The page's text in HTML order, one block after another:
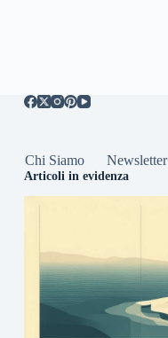
Chi Siamo Newsletter
Articoli in evidenza